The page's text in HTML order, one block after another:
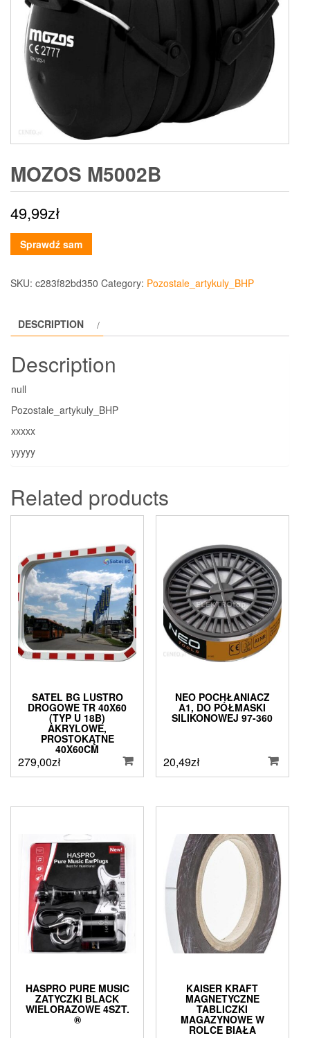
MOZOS M5002B
49,99zł
Sprawdź sam
SKU: c283f82bd350 Category: Pozostale_artykuly_BHP
DESCRIPTION
Description
null
Pozostale_artykuly_BHP
xxxxx
yyyyy
Related products
SATEL BG LUSTRO
DROGOWE TR 40X60
(TYP U 18B)
AKRYLOWE,
PROSTOKĄTNE
40X60CM
279,00zł
NEO POCHŁANIACZ
A1, DO PÓŁMASKI
SILIKONOWEJ 97-360
20,49zł
HASPRO PURE MUSIC
ZATYCZKI BLACK
WIELORAZOWE 4SZT.
®
KAISER KRAFT
MAGNETYCZNE
TABLICZKI
MAGAZYNOWE W
ROLCE BIAŁA